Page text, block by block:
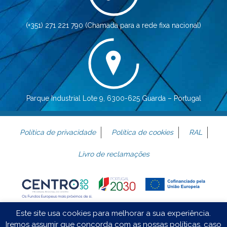
(+351) 271 221 790 (Chamada para a rede fixa nacional)
Parque Industrial Lote 9, 6300-625 Guarda – Portugal
Política de privacidade Política de cookies RAL
Livro de reclamações
© copyright 2019 – Vidreiros Reunidos, LDA | powered by
Sentido Comum
Este site usa cookies para melhorar a sua experiência.
Iremos assumir que concorda com as nossas políticas, caso